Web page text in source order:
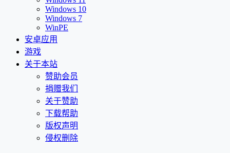
Windows 10
Windows 7
WinPE
安卓应用
游戏
关于本站
赞助会员
捐赠我们
关于赞助
下载帮助
版权声明
侵权删除